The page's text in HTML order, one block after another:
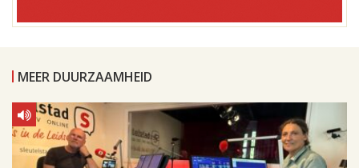
MEER DUURZAAMHEID